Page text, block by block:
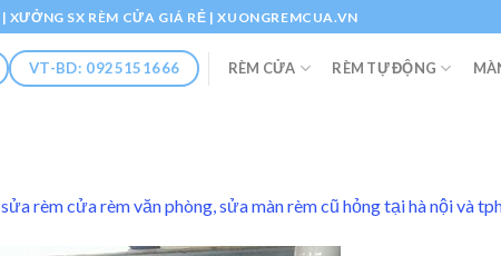
SX RÈM CỬA GIÁ RẺ | XUONGREMCUA.VN
VT-BD: 0925151666 RÈM CỬA RÈM TỰ ĐỘNG
rèm cửa rèm văn phòng, sửa màn rèm cũ hỏng tại hà nội và